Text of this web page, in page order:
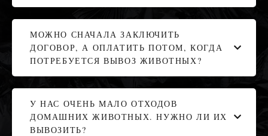
МОЖНО СНАЧАЛА ЗАКЛЮЧИТЬ
ДОГОВОР, А ОПЛАТИТЬ ПОТОМ, КОГДА
ПОТРЕБУЕТСЯ ВЫВОЗ ЖИВОТНЫХ?
У НАС ОЧЕНЬ МАЛО ОТХОДОВ
ДОМАШНИХ ЖИВОТНЫХ. НУЖНО ЛИ ИХ
ВЫВОЗИТЬ?